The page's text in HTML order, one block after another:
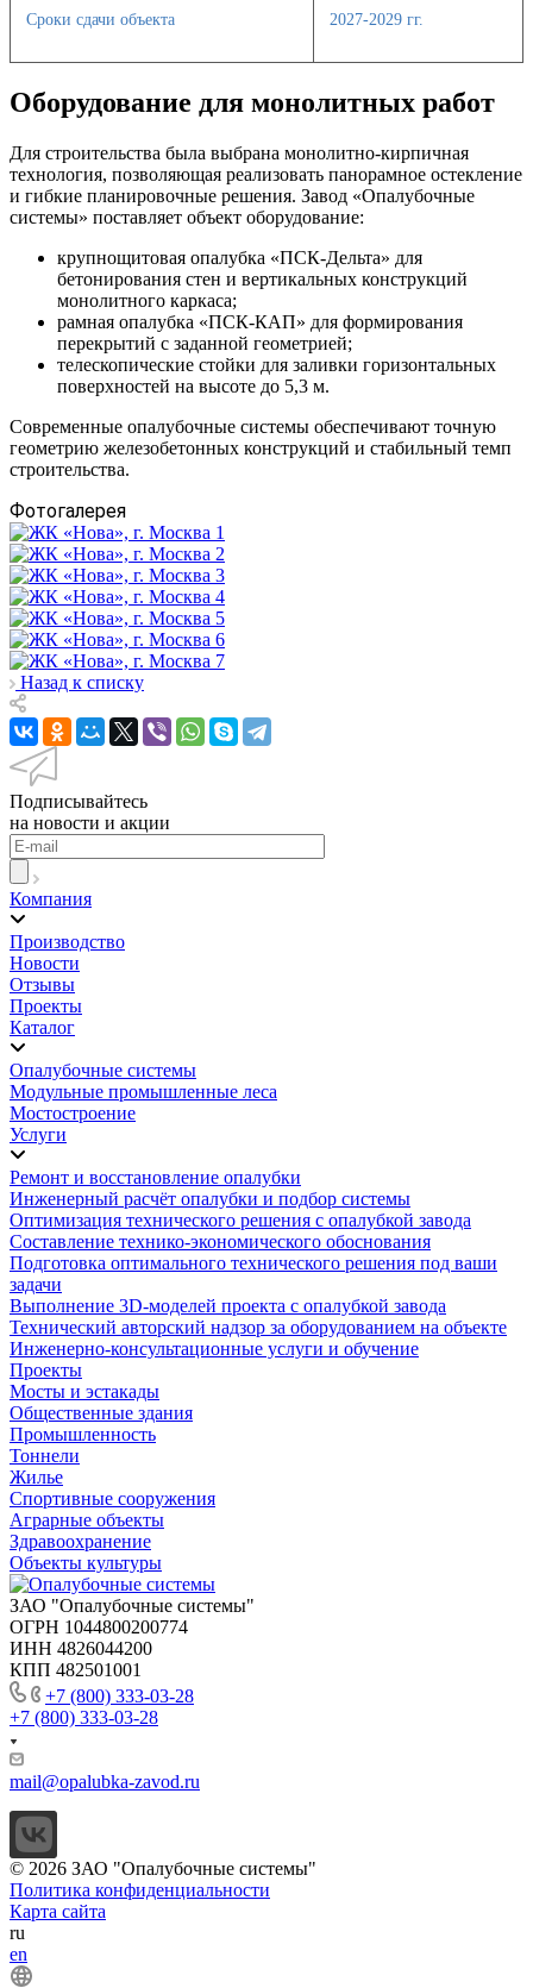
Сроки сдачи объекта 2027-2029 гг.
Оборудование для монолитных работ
Для строительства была выбрана монолитно-кирпичная
технология, позволяющая реализовать панорамное остекление
и гибкие планировочные решения. Завод «Опалубочные
системы» поставляет объект оборудование:
крупнощитовая опалубка «ПСК-Дельта» для
бетонирования стен и вертикальных конструкций
монолитного каркаса;
рамная опалубка «ПСК-КАП» для формирования
перекрытий с заданной геометрией;
телескопические стойки для заливки горизонтальных
поверхностей на высоте до 5,3 м.
Современные опалубочные системы обеспечивают точную
геометрию железобетонных конструкций и стабильный темп
строительства.
Фотогалерея
Назад к списку
Подписывайтесь
на новости и акции
Компания
Производство
Новости
Отзывы
Проекты
Каталог
Опалубочные системы
Модульные промышленные леса
Мостостроение
Услуги
Ремонт и восстановление опалубки
Инженерный расчёт опалубки и подбор системы
Оптимизация технического решения с опалубкой завода
Составление технико-экономического обоснования
Подготовка оптимального технического решения под ваши
задачи
Выполнение 3D-моделей проекта с опалубкой завода
Технический авторский надзор за оборудованием на объекте
Инженерно-консультационные услуги и обучение
Проекты
Мосты и эстакады
Общественные здания
Промышленность
Тоннели
Жилье
Спортивные сооружения
Аграрные объекты
Здравоохранение
Объекты культуры
ЗАО "Опалубочные системы"
ОГРН 1044800200774
ИНН 4826044200
КПП 482501001
+7 (800) 333-03-28
+7 (800) 333-03-28
mail@opalubka-zavod.ru
© 2026 ЗАО "Опалубочные системы"
Политика конфиденциальности
Карта сайта
ru
en